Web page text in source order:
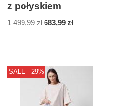
z połyskiem
1 499,99zł 683,99 zł
SALE - 29%